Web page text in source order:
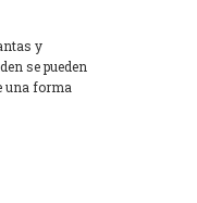
y
se pueden
una forma